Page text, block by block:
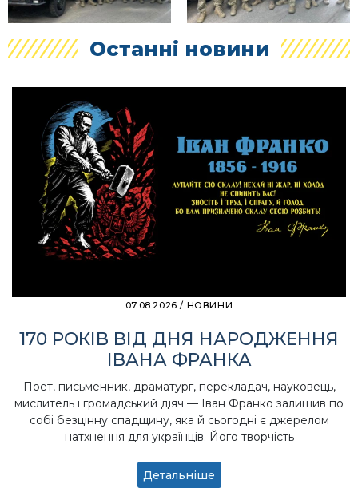
Останні новини
07.08.2026 / НОВИНИ
170 РОКІВ ВІД ДНЯ НАРОДЖЕННЯ
ІВАНА ФРАНКА
Поет, письменник, драматург, перекладач, науковець,
мислитель і громадський діяч — Іван Франко залишив по
собі безцінну спадщину, яка й сьогодні є джерелом
натхнення для українців. Його творчість
Детальніше